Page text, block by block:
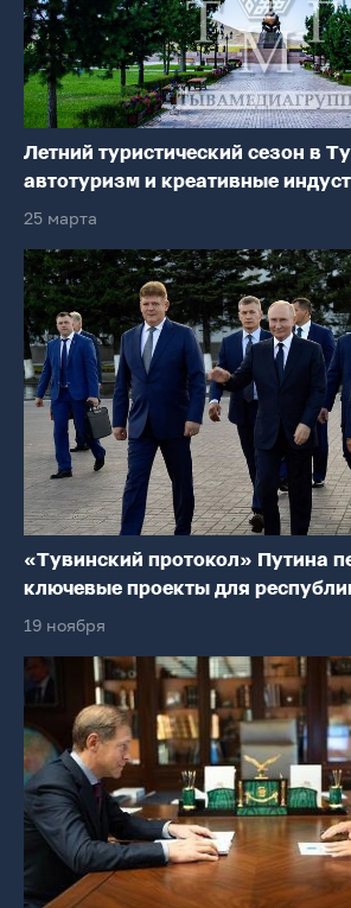
Летний туристический сезон в
автотуризм и креативные
25 марта
«Тувинский протокол» Путина
ключевые проекты для
19 ноября